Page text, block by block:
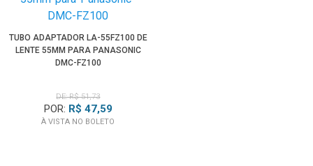
TUBO ADAPTADOR LA-55FZ100 DE
LENTE 55MM PARA PANASONIC
DMC-FZ100
DE: R$ 51,73
POR: R$ 47,59
À VISTA NO BOLETO